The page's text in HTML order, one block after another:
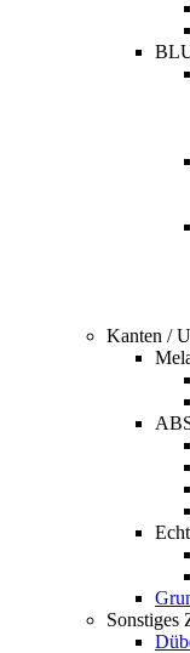
Kanten /
Sonstiges